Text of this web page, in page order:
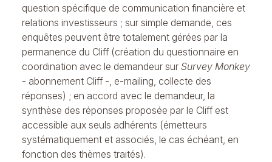
question spécifique de communication financière et
relations investisseurs ; sur simple demande, ces
enquêtes peuvent être totalement gérées par la
permanence du Cliff (création du questionnaire en
coordination avec le demandeur sur Survey Monkey
- abonnement Cliff -, e-mailing, collecte des
réponses) ; en accord avec le demandeur, la
synthèse des réponses proposée par le Cliff est
accessible aux seuls adhérents (émetteurs
systématiquement et associés, le cas échéant, en
fonction des thèmes traités).